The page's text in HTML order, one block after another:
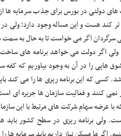
دولتی در بورس برای جذب سرمایه ها
سرگردان اگر می خواست تا به حال به
اگر دولت می خواهد برنامه های
هایی را در آن به وجود بیاوریم که
کسی که این برنامه ریزی ها را می کند
نمی کنند و فعالیت سازمان ها جزیره ای
با عرضه سهام شرکت های مرتبط با این
ولی برنامه ریزی در سطح کشور باید